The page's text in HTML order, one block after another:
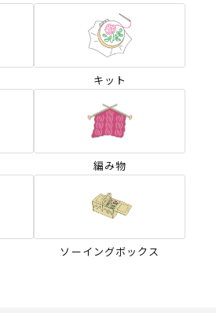
キット
編み物
ソーイングボックス